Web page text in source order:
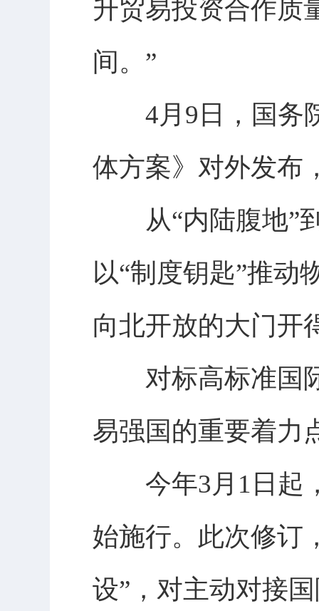
升贸易投资合作质
间。”
4月9日，国务院
体方案》对外发布
从“内陆腹地”到
以“制度钥匙”推动
向北开放的大门开
对标高标准国际
易强国的重要着力
今年3月1日起，
始施行。此次修订
设”，对主动对接